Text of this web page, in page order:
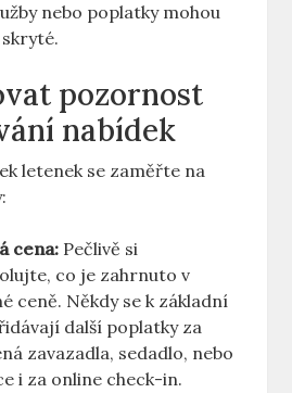
nebo poplatky mohou
pozornost
nabídek
letenek se zaměřte na
cena: Pečlivě si
co je zahrnuto v
ceně. Někdy se k základní
další poplatky za
zavazadla, sedadlo, nebo
i za online check-in.